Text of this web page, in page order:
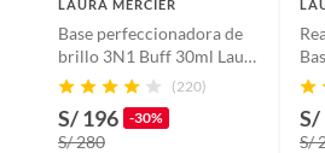
Tipo de piel
Peso del producto
LAURA MERCIER
Base perfeccionadora de
brillo 3N1 Buff 30ml Laura
Mercier
(220)
S/ 196 -30%
S/ 280
S/
S/